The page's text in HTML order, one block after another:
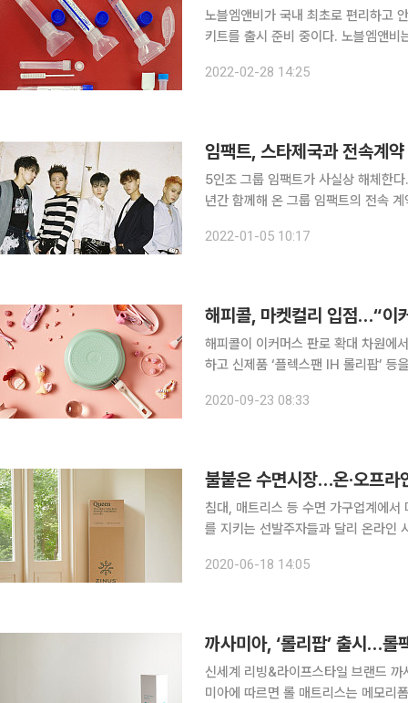
노블엠앤비가 국내 최초로 편리하고
키트를 출시 준비 중이다. 노블엠앤비는 노블바이오와 함께 롤리팝 형태 코로나19 타액 검체채취용
울러 롤리팝 형태 타액 검체채취용
2022-02-28 14:25
임팩트, 스타제국과 전속계
5인조 그룹 임팩트가 사실상 해체한다. 스타제국은 4일 보도자료를 통해 “2016년 데뷔해 지
년간 함께해 온 그룹 임팩트의 전속
감사 인사를 전하며 앞으로 걸어갈 길
2022-01-05 10:17
해피콜, 마켓컬리 입점…“이
해피콜이 이커머스 판로 확대 차원에서 마켓컬리에 입점했
하고 신제품 ‘플렉스팬 IH 롤리팝’ 등을 판매한다고 밝혔다. 마
기 출시 이후 월 3만개씩 판매되고 있
2020-09-23 08:33
불붙은 수면시장…온·오프라
침대, 매트리스 등 수면 가구업계에
를 지키는 선발주자들과 달리 온라인
경쟁이 격화하고 있다. 글로벌 매트리
2020-06-18 14:05
까사미아, ‘롤리팝’ 출시…롤
신세계 리빙&라이프스타일 브랜드 까사
미아에 따르면 롤 매트리스는 메모리